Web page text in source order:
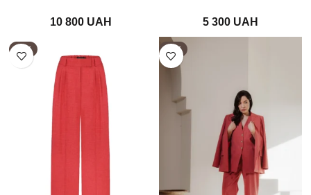
UAH UAH
HOT HOT